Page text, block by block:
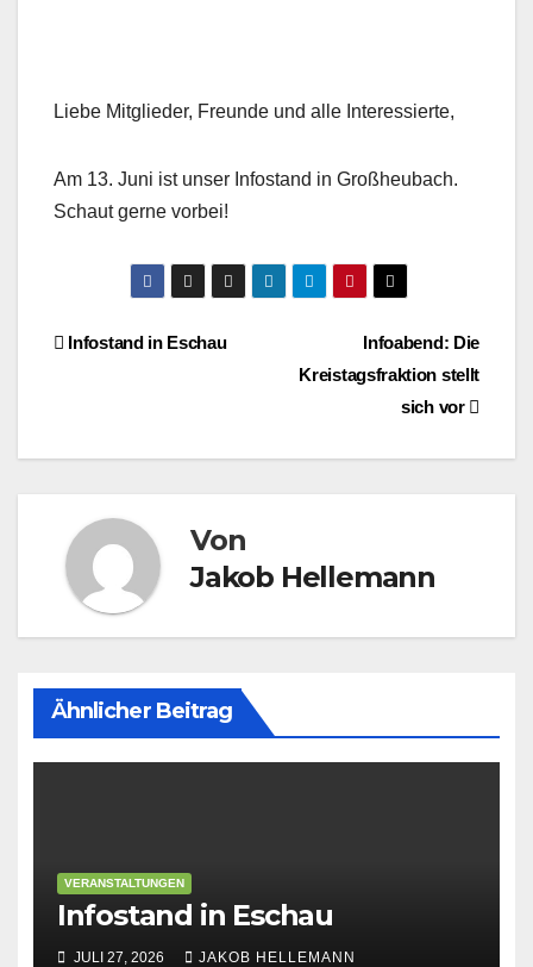
Liebe Mitglieder, Freunde und alle Interessierte,
Am 13. Juni ist unser Infostand in Großheubach.
Schaut gerne vorbei!
BeitragsnavigationInfoabend: Die
Kreistagsfraktion stellt
sich vor
Infostand in Eschau
Von
Jakob Hellemann
Ähnlicher Beitrag
VERANSTALTUNGEN
Infostand in Eschau
JULI 27, 2026 JAKOB HELLEMANN